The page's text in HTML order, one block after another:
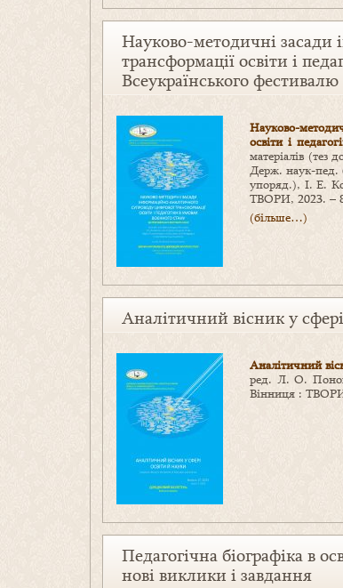
Науково-методичні засади
трансформації освіти і
Всеукраїнського
Науково-
освіти і
матеріалів (тез
Держ. наук-пед.
упоряд.), І. Е.
ТВОРИ, 2023. –
(більше…)
Аналітичний вісник у
Аналітичний
ред. Л. О.
Вінниця :
Педагогічна біографіка в
нові виклики і завдання